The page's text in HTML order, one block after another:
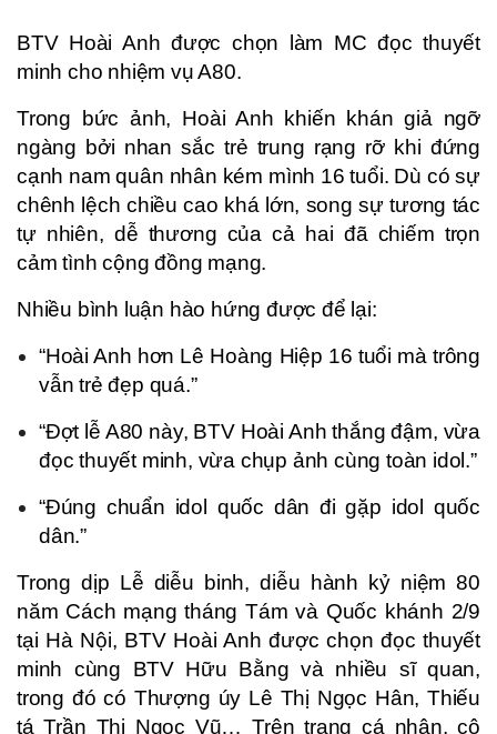
BTV Hoài Anh được chọn làm MC đọc thuyết
minh cho nhiệm vụ A80.
Trong bức ảnh, Hoài Anh khiến khán giả ngỡ
ngàng bởi nhan sắc trẻ trung rạng rỡ khi đứng
cạnh nam quân nhân kém mình 16 tuổi. Dù có sự
chênh lệch chiều cao khá lớn, song sự tương tác
tự nhiên, dễ thương của cả hai đã chiếm trọn
cảm tình cộng đồng mạng.
Nhiều bình luận hào hứng được để lại:
“Hoài Anh hơn Lê Hoàng Hiệp 16 tuổi mà trông
vẫn trẻ đẹp quá.”
“Đợt lễ A80 này, BTV Hoài Anh thắng đậm, vừa
đọc thuyết minh, vừa chụp ảnh cùng toàn idol.”
“Đúng chuẩn idol quốc dân đi gặp idol quốc
dân.”
Trong dịp Lễ diễu binh, diễu hành kỷ niệm 80
năm Cách mạng tháng Tám và Quốc khánh 2/9
tại Hà Nội, BTV Hoài Anh được chọn đọc thuyết
minh cùng BTV Hữu Bằng và nhiều sĩ quan,
trong đó có Thượng úy Lê Thị Ngọc Hân, Thiếu
tá Trần Thị Ngọc Vũ… Trên trang cá nhân, cô